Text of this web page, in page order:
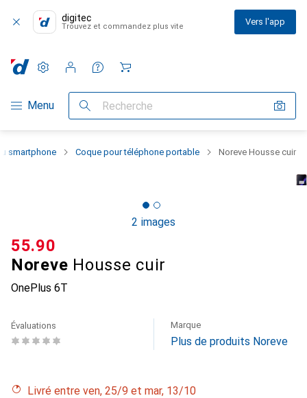
digitec
Trouvez et commandez plus vite Vers l'app
Navigation par catégorie
Menu Recherche
Paramètres
Compte client
Listes de comparaison
Listes d'envies
Panier
smartphone Coque pour téléphone portable Noreve Housse cuir
2 images
Noreve Housse cuir
OnePlus 6T
CHF
55.90
Évaluations Marque
Plus de produits Noreve
Livré entre ven, 25/9 et mar, 13/10